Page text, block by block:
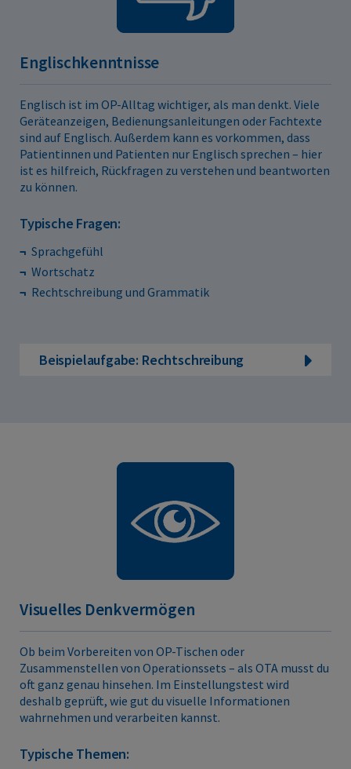
Englischkenntnisse
Englisch ist im OP-Alltag wichtiger, als man denkt. Viele
Geräteanzeigen, Bedienungsanleitungen oder Fachtexte
sind auf Englisch. Außerdem kann es vorkommen, dass
Patientinnen und Patienten nur Englisch sprechen – hier
ist es hilfreich, Rückfragen zu verstehen und beantworten
zu können.
Typische Fragen:
Sprachgefühl
Wortschatz
Rechtschreibung und Grammatik
Beispielaufgabe: Rechtschreibung
Visuelles Denkvermögen
Ob beim Vorbereiten von OP-Tischen oder
Zusammenstellen von Operationssets – als OTA musst du
oft ganz genau hinsehen. Im Einstellungstest wird
deshalb geprüft, wie gut du visuelle Informationen
wahrnehmen und verarbeiten kannst.
Typische Themen: